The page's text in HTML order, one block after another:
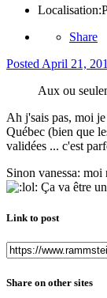
Localisation:
Share
Posted April 21,
Aux ou
Ah j'sais pas, moi
Québec (bien que
validées ... c'est
Sinon vanessa:
Ça va être
Link to post
Share on other sites